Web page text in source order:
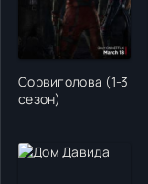
Сорвиголова (1-3
сезон)